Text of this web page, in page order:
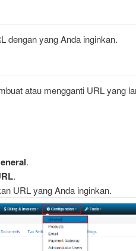
dengan yang Anda inginkan.
atau mengganti URL yang
.
.
URL yang Anda inginkan.